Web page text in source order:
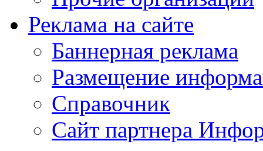
Реклама на сайте
Баннерная реклама
Размещение
Справочник
Сайт партнера